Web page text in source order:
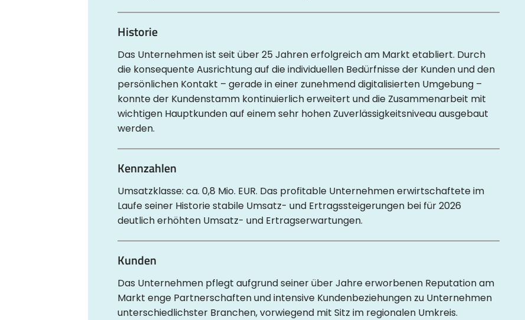
Historie
Das Unternehmen ist seit über 25 Jahren erfolgreich am Markt etabliert. Durch
die konsequente Ausrichtung auf die individuellen Bedürfnisse der Kunden und den
persönlichen Kontakt – gerade in einer zunehmend digitalisierten Umgebung –
konnte der Kundenstamm kontinuierlich erweitert und die Zusammenarbeit mit
wichtigen Hauptkunden auf einem sehr hohen Zuverlässigkeitsniveau ausgebaut
werden.
Kennzahlen
Umsatzklasse: ca. 0,8 Mio. EUR. Das profitable Unternehmen erwirtschaftete im
Laufe seiner Historie stabile Umsatz- und Ertragssteigerungen bei für 2026
deutlich erhöhten Umsatz- und Ertragserwartungen.
Kunden
Das Unternehmen pflegt aufgrund seiner über Jahre erworbenen Reputation am
Markt enge Partnerschaften und intensive Kundenbeziehungen zu Unternehmen
unterschiedlichster Branchen, vorwiegend mit Sitz im regionalen Umkreis.